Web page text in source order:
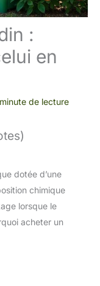
:
en
de lecture
dotée d’une
chimique
lorsque le
acheter un